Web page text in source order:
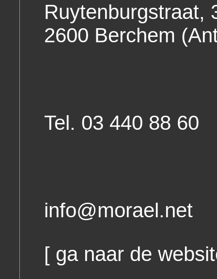
Ruytenburgstraat,
2600 Berchem
Tel. 03 440 88 60
info@morael.net
[ ga naar de